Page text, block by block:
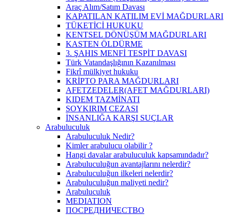
Araç Alım/Satım Davası
KAPATILAN KATILIM EVİ MAĞDURLARI
TÜKETİCİ HUKUKU
KENTSEL DÖNÜŞÜM MAĞDURLARI
KASTEN ÖLDÜRME
3. ŞAHIS MENFİ TESPİT DAVASI
Türk Vatandaşlığının Kazanılması
Fikrî mülkiyet hukuku
KRİPTO PARA MAĞDURLARI
AFETZEDELER(AFET MAĞDURLARI)
KIDEM TAZMİNATI
SOYKIRIM CEZASI
İNSANLIĞA KARŞI SUÇLAR
Arabuluculuk
Arabuluculuk Nedir?
Kimler arabulucu olabilir ?
Hangi davalar arabuluculuk kapsamındadır?
Arabuluculuğun avantajlarını nelerdir?
Arabuluculuğun ilkeleri nelerdir?
Arabuluculuğun maliyeti nedir?
Arabuluculuk
MEDIATION
ПОСРЕДНИЧЕСТВО